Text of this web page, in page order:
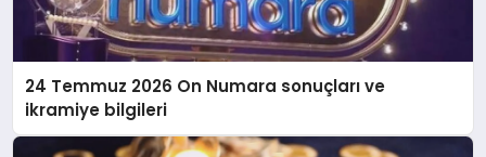
24 Temmuz 2026 On Numara sonuçları ve
ikramiye bilgileri